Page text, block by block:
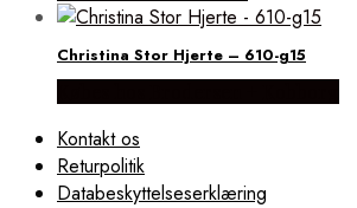
Christina Stor Hjerte – 610-g15
Kontakt os
Returpolitik
Databeskyttelseserklæring